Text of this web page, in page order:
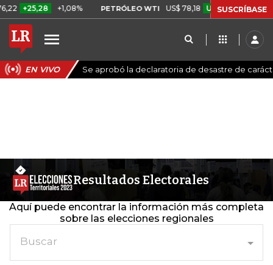
+1,08% PETRÓLEO WTI US$ 78,18 US$ 0,17 +0,22%
SUSCRÍBASE
EN VIVO Se aprobó la declaratoria de desastre de
Resultados Electorales
Aquí puede encontrar la información más completa
sobre las elecciones regionales
Buscar